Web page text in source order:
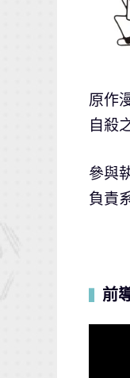
原作
自殺
參與
負責
前